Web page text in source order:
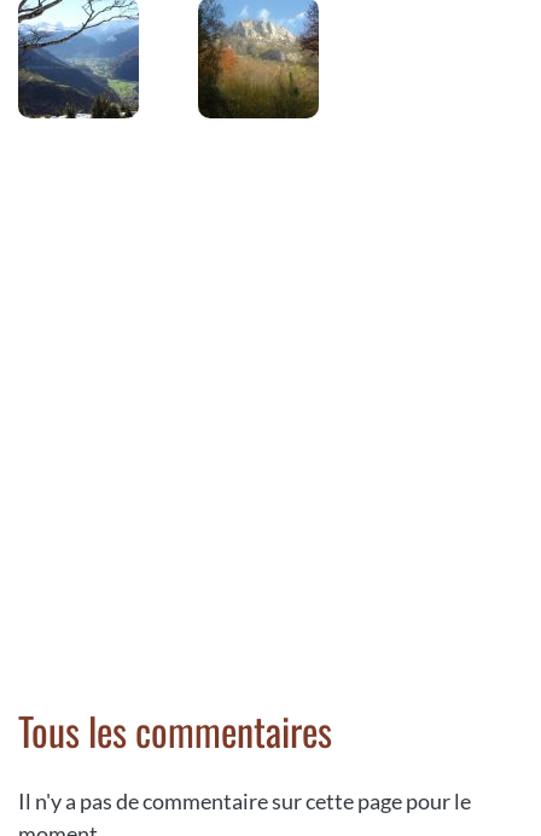
Tous les commentaires
Il n'y a pas de commentaire sur cette page pour le